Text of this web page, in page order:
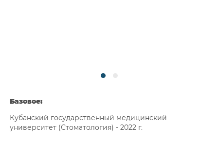
Базовое:
Кубанский государственный медицинский
университет (Стоматология) - 2022 г.